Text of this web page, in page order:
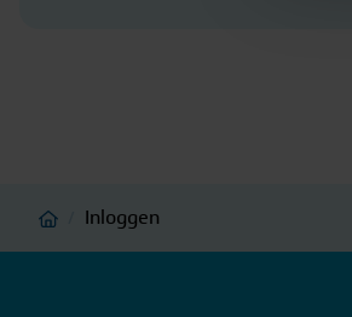
HomeInloggen